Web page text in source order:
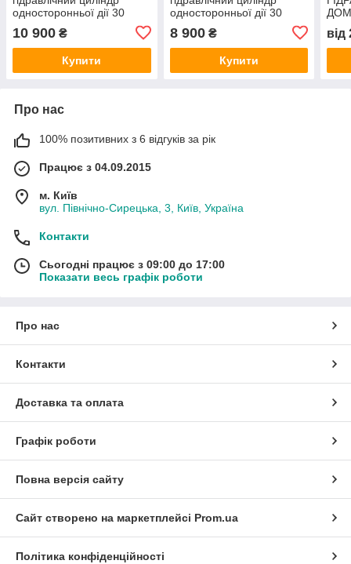
односторонньої дії 30
10 900 ₴
Купити
односторонньої дії 30
8 900₴
Купити
150
ММ
від
Про нас
100% позитивних з 6 відгуків за рік
Працює з 04.09.2015
м. Київ
вул. Північно-Сирецька, 3, Київ, Україна
Контакти
Сьогодні працює з 09:00 до 17:00
Показати весь графік роботи
Про нас
Контакти
Доставка та оплата
Графік роботи
Повна версія сайту
Сайт створено на маркетплейсі Prom.ua
Політика конфіденційності